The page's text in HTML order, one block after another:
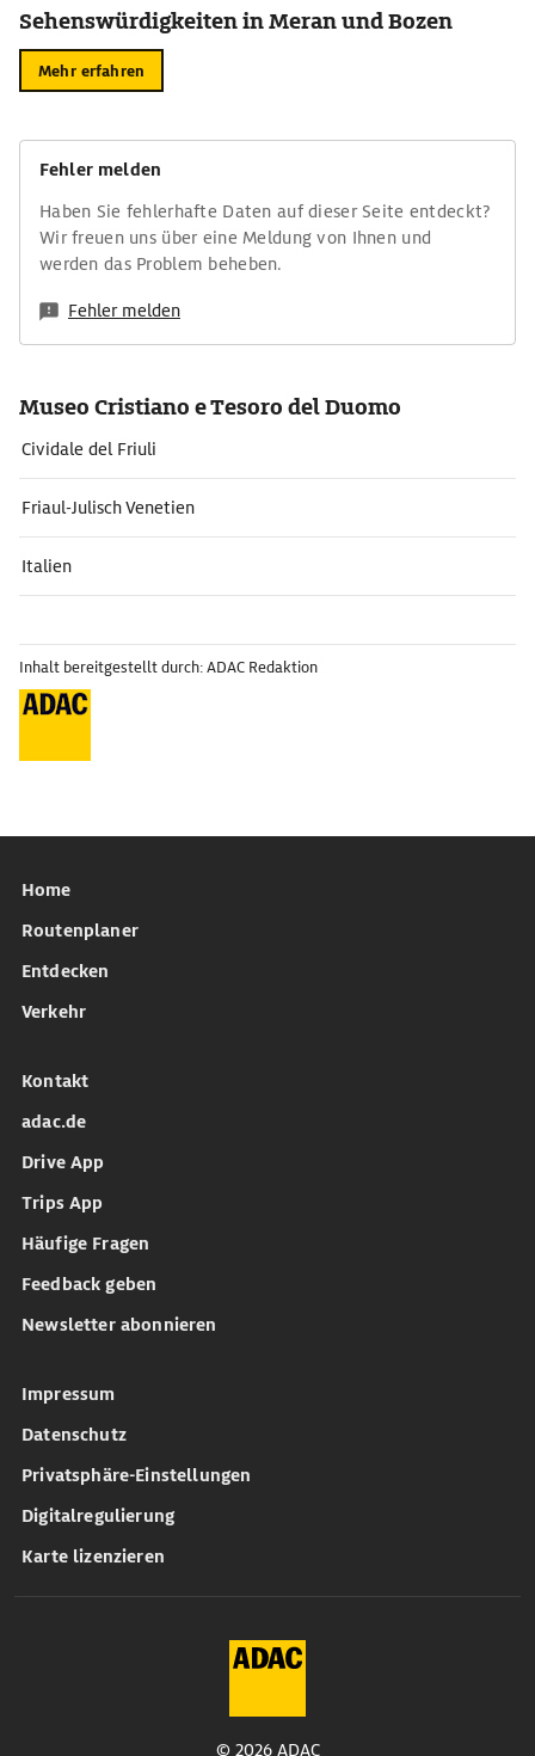
Sehenswürdigkeiten in Meran und Bozen
Mehr erfahren
Fehler melden
Haben Sie fehlerhafte Daten auf dieser Seite entdeckt?
Wir freuen uns über eine Meldung von Ihnen und
werden das Problem beheben.
Fehler melden
Museo Cristiano e Tesoro del Duomo
Cividale del Friuli
Friaul-Julisch Venetien
Italien
Inhalt bereitgestellt durch: ADAC Redaktion
Home
Routenplaner
Entdecken
Verkehr
Kontakt
adac.de
Drive App
Trips App
Häufige Fragen
Feedback geben
Newsletter abonnieren
Impressum
Datenschutz
Privatsphäre-Einstellungen
Digitalregulierung
Karte lizenzieren
© 2026 ADAC